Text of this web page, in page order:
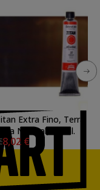
Extra Fino, Terra
Natural, 60 ml.
8,02 €